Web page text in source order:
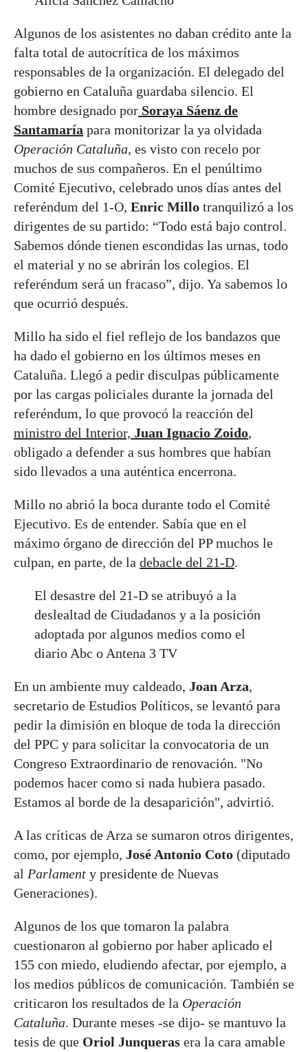
Algunos de los asistentes no daban crédito ante la
falta total de autocrítica de los máximos
responsables de la organización. El delegado del
gobierno en Cataluña guardaba silencio. El
hombre designado por Soraya Sáenz de
Santamaría para monitorizar la ya olvidada
Operación Cataluña, es visto con recelo por
muchos de sus compañeros. En el penúltimo
Comité Ejecutivo, celebrado unos días antes del
referéndum del 1-O, Enric Millo tranquilizó a los
dirigentes de su partido: “Todo está bajo control.
Sabemos dónde tienen escondidas las urnas, todo
el material y no se abrirán los colegios. El
referéndum será un fracaso”, dijo. Ya sabemos lo
que ocurrió después.
Millo ha sido el fiel reflejo de los bandazos que
ha dado el gobierno en los últimos meses en
Cataluña. Llegó a pedir disculpas públicamente
por las cargas policiales durante la jornada del
referéndum, lo que provocó la reacción del
ministro del Interior, Juan Ignacio Zoido,
obligado a defender a sus hombres que habían
sido llevados a una auténtica encerrona.
Millo no abrió la boca durante todo el Comité
Ejecutivo. Es de entender. Sabía que en el
máximo órgano de dirección del PP muchos le
culpan, en parte, de la debacle del 21-D.
El desastre del 21-D se atribuyó a la
deslealtad de Ciudadanos y a la posición
adoptada por algunos medios como el
diario Abc o Antena 3 TV
En un ambiente muy caldeado, Joan Arza,
secretario de Estudios Políticos, se levantó para
pedir la dimisión en bloque de toda la dirección
del PPC y para solicitar la convocatoria de un
Congreso Extraordinario de renovación. "No
podemos hacer como si nada hubiera pasado.
Estamos al borde de la desaparición", advirtió.
A las críticas de Arza se sumaron otros dirigentes,
como, por ejemplo, José Antonio Coto (diputado
al Parlament y presidente de Nuevas
Generaciones).
Algunos de los que tomaron la palabra
cuestionaron al gobierno por haber aplicado el
155 con miedo, eludiendo afectar, por ejemplo, a
los medios públicos de comunicación. También se
criticaron los resultados de la Operación
Cataluña. Durante meses -se dijo- se mantuvo la
tesis de que Oriol Junqueras era la cara amable